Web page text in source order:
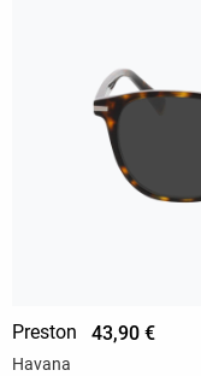
Preston 43,90 €
Havana